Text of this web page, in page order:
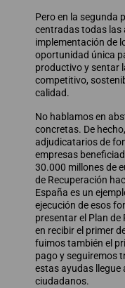
Pero en la segunda
centradas todas las
implementación de
oportunidad única
productivo y sentar
competitivo,
calidad.
No hablamos en
concretas. De
adjudicatarios de
empresas
30.000 millones de
de Recuperación
España es un
ejecución de esos
presentar el Plan
en recibir el primer
fuimos también el
pago y seguiremos
estas ayudas llegue
ciudadanos.